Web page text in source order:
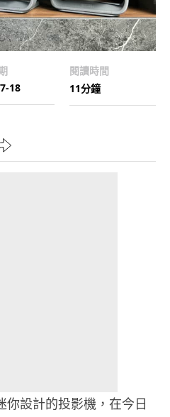
18
閱讀時間
11分鐘
設計的投影機，在今日